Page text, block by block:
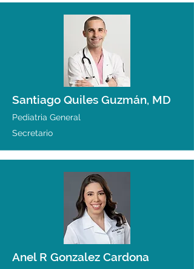
Santiago Quiles Guzmán, MD
Pediatria General
Secretario
Anel R Gonzalez Cardona